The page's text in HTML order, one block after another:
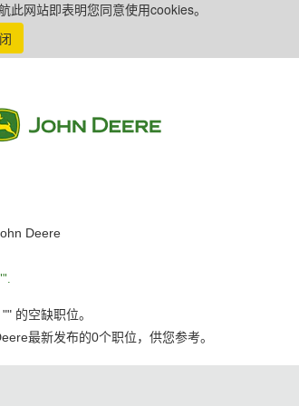
此网站即表明您同意使用cookies。
Deere（当
"" 的空缺职位。
最新发布的0个职位，供您参考。